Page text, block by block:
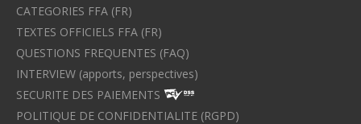
CATEGORIES FFA (FR)
TEXTES OFFICIELS FFA (FR)
QUESTIONS FREQUENTES (FAQ)
INTERVIEW (apports, perspectives)
SECURITE DES PAIEMENTS
POLITIQUE DE CONFIDENTIALITE (RGPD)